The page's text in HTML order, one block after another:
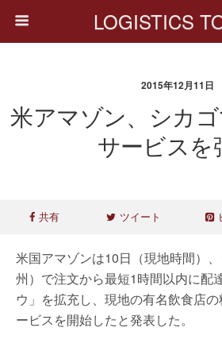
LOGISTICS
2015年12月11日
米アマゾン、シカ
サービスを
共有 ツイート
米国アマゾンは10日（現地時間）
州）で注文から最短1時間以内に配
ウ」を拡充し、現地の有名飲食店
ービスを開始したと発表した。